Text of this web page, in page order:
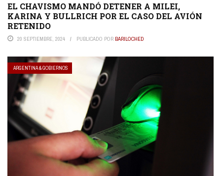
EL CHAVISMO MANDÓ DETENER A MILEI,
KARINA Y BULLRICH POR EL CASO DEL AVIÓN
RETENIDO
20 SEPTIEMBRE, 2024 PUBLICADO POR BARILOCHED
ARGENTINA & GOBIERNOS